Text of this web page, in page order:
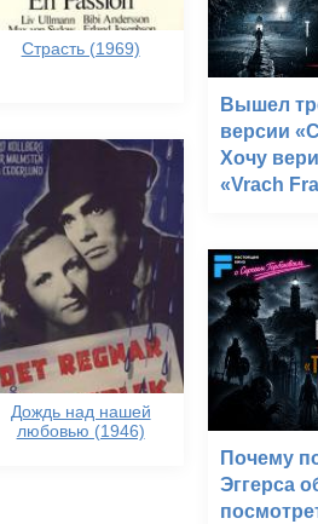
Страсть (1969)
Дождь над нашей
любовью (1946)
Вышел
версии
Хочу
«Vrach
Почему
Эггерса